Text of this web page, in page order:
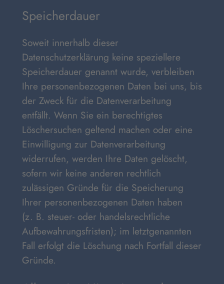
Speicherdauer
Soweit innerhalb dieser
Datenschutzerklärung keine speziellere
Speicherdauer genannt wurde, verbleiben
Ihre personenbezogenen Daten bei uns, bis
der Zweck für die Datenverarbeitung
entfällt. Wenn Sie ein berechtigtes
Löschersuchen geltend machen oder eine
Einwilligung zur Datenverarbeitung
widerrufen, werden Ihre Daten gelöscht,
sofern wir keine anderen rechtlich
zulässigen Gründe für die Speicherung
Ihrer personenbezogenen Daten haben
(z. B. steuer- oder handelsrechtliche
Aufbewahrungsfristen); im letztgenannten
Fall erfolgt die Löschung nach Fortfall dieser
Gründe.